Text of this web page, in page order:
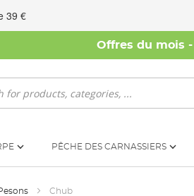
39 €
Offres du mois
PÊCHE DES CARNASSIERS
Chub